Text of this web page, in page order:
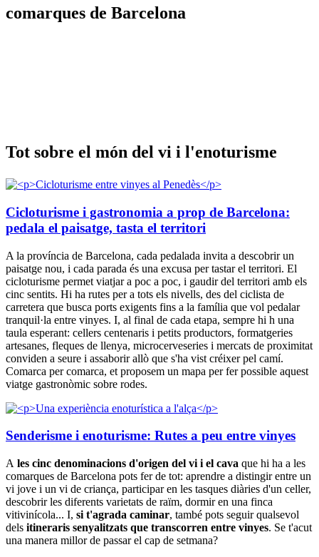
comarques de Barcelona
Tot sobre el món del vi i l'enoturisme
Cicloturisme i gastronomia a prop de Barcelona:
pedala el paisatge, tasta el territori
A la província de Barcelona, cada pedalada invita a descobrir un
paisatge nou, i cada parada és una excusa per tastar el territori. El
cicloturisme permet viatjar a poc a poc, i gaudir del territori amb els
cinc sentits. Hi ha rutes per a tots els nivells, des del ciclista de
carretera que busca ports exigents fins a la família que vol pedalar
tranquil·la entre vinyes. I, al final de cada etapa, sempre hi h una
taula esperant: cellers centenaris i petits productors, formatgeries
artesanes, fleques de llenya, microcerveseries i mercats de proximitat
conviden a seure i assaborir allò que s'ha vist créixer pel camí.
Comarca per comarca, et proposem un mapa per fer possible aquest
viatge gastronòmic sobre rodes.
Senderisme i enoturisme: Rutes a peu entre vinyes
A les cinc denominacions d'origen del vi i el cava que hi ha a les
comarques de Barcelona pots fer de tot: aprendre a distingir entre un
vi jove i un vi de criança, participar en les tasques diàries d'un celler,
descobrir les diferents varietats de raïm, dormir en una finca
vitivinícola... I, si t'agrada caminar, també pots seguir qualsevol
dels itineraris senyalitzats que transcorren entre vinyes. Se t'acut
una manera millor de passar el cap de setmana?